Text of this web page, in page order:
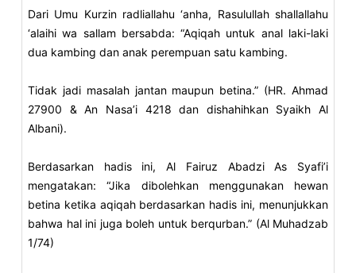
Dari Umu Kurzin radliallahu ‘anha, Rasulullah shallallahu
‘alaihi wa sallam bersabda: “Aqiqah untuk anal laki-laki
dua kambing dan anak perempuan satu kambing.
Tidak jadi masalah jantan maupun betina.” (HR. Ahmad
27900 & An Nasa’i 4218 dan dishahihkan Syaikh Al
Albani).
Berdasarkan hadis ini, Al Fairuz Abadzi As Syafi’i
mengatakan: “Jika dibolehkan menggunakan hewan
betina ketika aqiqah berdasarkan hadis ini, menunjukkan
bahwa hal ini juga boleh untuk berqurban.” (Al Muhadzab
1/74)